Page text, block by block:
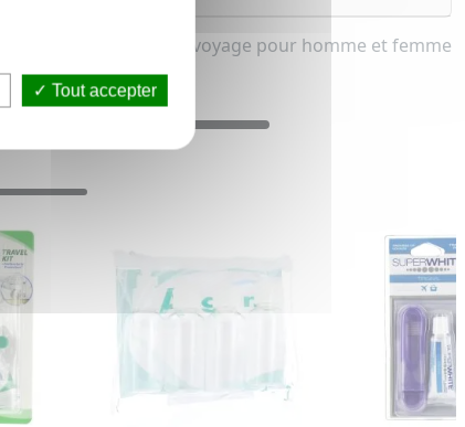
Trousse de voyage pour homme et femme
Tout accepter